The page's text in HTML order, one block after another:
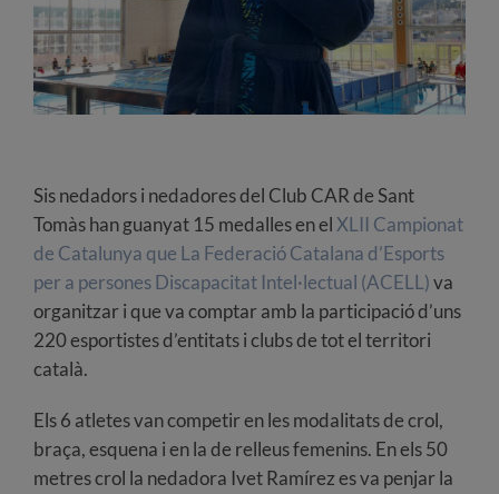
Sis nedadors i nedadores del Club CAR de Sant
Tomàs han guanyat 15 medalles en elXLII Campionat
de Catalunya que La Federació Catalana d’Esports
per a persones Discapacitat Intel·lectual (ACELL)va
organitzar i que va comptar amb la participació d’uns
220 esportistes d’entitats i clubs de tot el territori
català.
Els 6 atletes van competir en les modalitats de crol,
braça, esquena i en la de relleus femenins. En els 50
metres crol la nedadora Ivet Ramírez es va penjar la